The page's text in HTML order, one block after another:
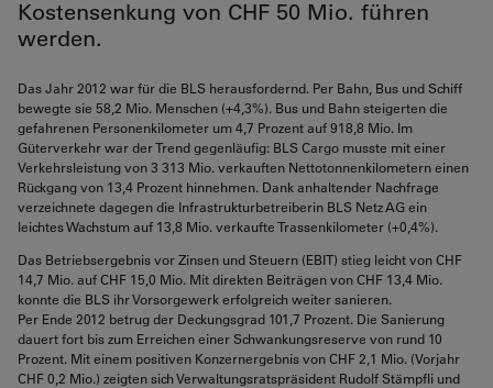
Kostensenkung von CHF 50 Mio. führen
werden.
Das Jahr 2012 war für die BLS herausfordernd. Per Bahn, Bus und Schiff
bewegte sie 58,2 Mio. Menschen (+4,3%). Bus und Bahn steigerten die
gefahrenen Personenkilometer um 4,7 Prozent auf 918,8 Mio. Im
Güterverkehr war der Trend gegenläufig: BLS Cargo musste mit einer
Verkehrsleistung von 3 313 Mio. verkauften Nettotonnenkilometern einen
Rückgang von 13,4 Prozent hinnehmen. Dank anhaltender Nachfrage
verzeichnete dagegen die Infrastrukturbetreiberin BLS Netz AG ein
leichtes Wachstum auf 13,8 Mio. verkaufte Trassenkilometer (+0,4%).
Das Betriebsergebnis vor Zinsen und Steuern (EBIT) stieg leicht von CHF
14,7 Mio. auf CHF 15,0 Mio. Mit direkten Beiträgen von CHF 13,4 Mio.
konnte die BLS ihr Vorsorgewerk erfolgreich weiter sanieren.
Per Ende 2012 betrug der Deckungsgrad 101,7 Prozent. Die Sanierung
dauert fort bis zum Erreichen einer Schwankungsreserve von rund 10
Prozent. Mit einem positiven Konzernergebnis von CHF 2,1 Mio. (Vorjahr
CHF 0,2 Mio.) zeigten sich Verwaltungsratspräsident Rudolf Stämpfli und